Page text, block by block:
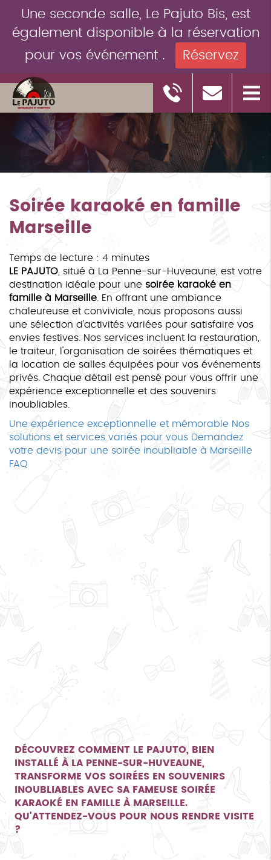
Une seconde salle, Le Pajuto Bis, est
également disponible à la réservation
pour vos événement .
Réservez
Soirée karaoké en famille
Marseille
Temps de lecture : 4 minutes
LE PAJUTO , situé à La Penne-sur-Huveaune, est votre
destination idéale pour une soirée karaoké en
famille à Marseille . En offrant une ambiance
chaleureuse et conviviale, nous proposons aussi
une sélection d'activités variées pour satisfaire vos
envies festives. Nos services incluent la restauration,
le traiteur, l'organisation de soirées thématiques et
la location de salles équipées pour vos événements
privés. Chaque détail est pensé pour vous offrir une
expérience exceptionnelle et des souvenirs
inoubliables.
Une expérience exceptionnelle et mémorable Nos
solutions et services variés pour vous Demandez
votre devis pour une soirée inoubliable à Marseille
FAQ
DÉCOUVREZ COMMENT LE PAJUTO, BIEN
INSTALLÉ À LA PENNE-SUR-HUVEAUNE,
TRANSFORME VOS SOIRÉES EN SOUVENIRS
INOUBLIABLES AVEC SA FAMEUSE SOIRÉE
KARAOKÉ EN FAMILLE À MARSEILLE.
QU'ATTENDEZ-VOUS POUR NOUS RENDRE VISITE
?